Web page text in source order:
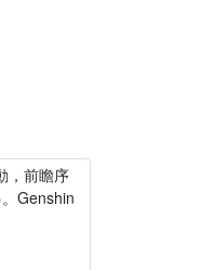
，前瞻序
Genshin